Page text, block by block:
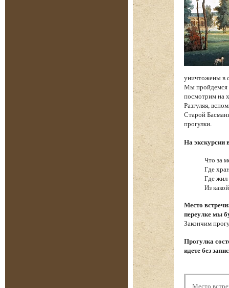
уничтожены в
Мы пройдемся
посмотрим на
Разгуляя,
Старой
прогулки.
На экскурсии
Что за
Где
Где жил
Из
Место
переулке мы
Закончим
Прогулка
идете без
Место